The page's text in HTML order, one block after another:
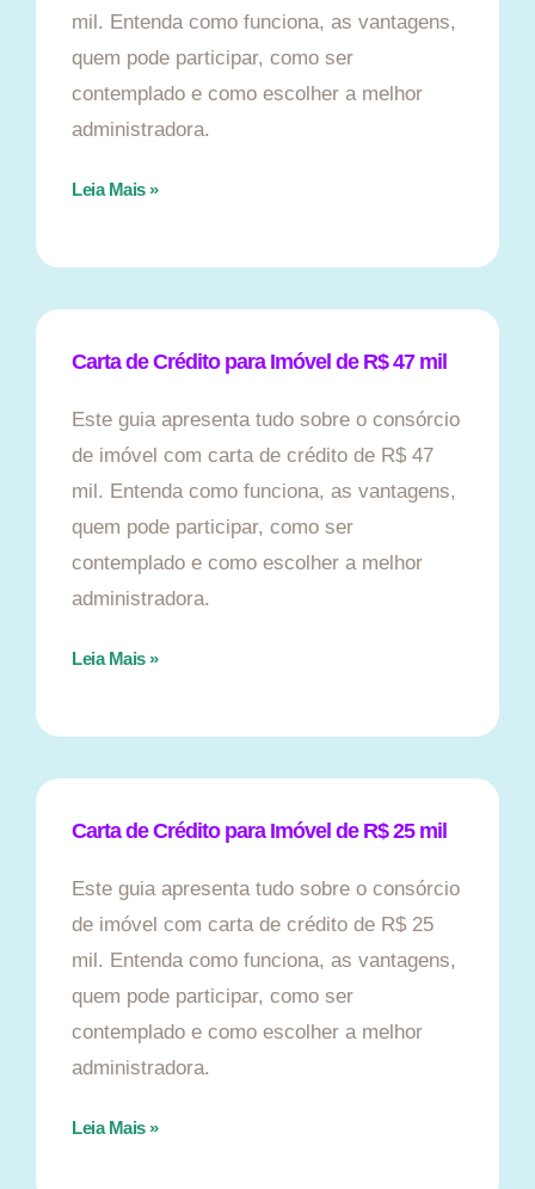
mil. Entenda como funciona, as vantagens,
quem pode participar, como ser
contemplado e como escolher a melhor
administradora.
Leia Mais »
Carta de Crédito para Imóvel de R$ 47 mil
Este guia apresenta tudo sobre o consórcio
de imóvel com carta de crédito de R$ 47
mil. Entenda como funciona, as vantagens,
quem pode participar, como ser
contemplado e como escolher a melhor
administradora.
Leia Mais »
Carta de Crédito para Imóvel de R$ 25 mil
Este guia apresenta tudo sobre o consórcio
de imóvel com carta de crédito de R$ 25
mil. Entenda como funciona, as vantagens,
quem pode participar, como ser
contemplado e como escolher a melhor
administradora.
Leia Mais »